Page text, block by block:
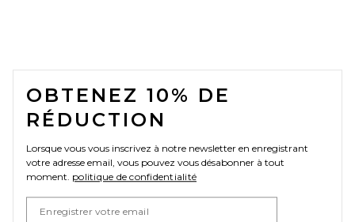
FOOTER
OBTENEZ 10% DE
RÉDUCTION
Lorsque vous vous inscrivez à notre newsletter en enregistrant
votre adresse email, vous pouvez vous désabonner à tout
moment. politique de confidentialité